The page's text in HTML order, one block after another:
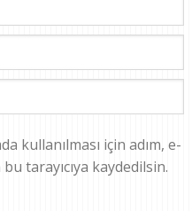
kullanılması için adım, e-
tarayıcıya kaydedilsin.